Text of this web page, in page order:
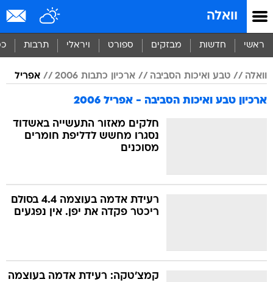
וואלה
ראשי חדשות מבזקים ספורט ויראלי תרבות
וואלה טבע ואיכות הסביבה ארכיון כתבות 2006 אפריל
ארכיון טבע ואיכות הסביבה - אפריל 2006
חלקים מאזור התעשייה באשדוד
נסגרו מחשש לדליפת חומרים
מסוכנים
רעידת אדמה בעוצמה 4.4 בסולם
ריכטר פקדה את יפן. אין נפגעים
קמצ'טקה: רעידת אדמה בעוצמה